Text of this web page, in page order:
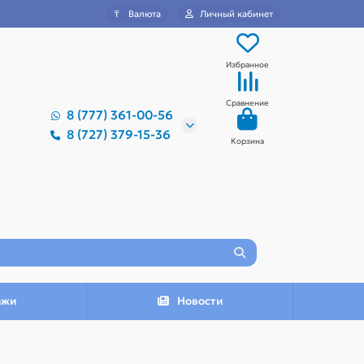
₸ Валюта Личный кабинет
8 (777) 361-00-56
8 (727) 379-15-36
Избранное
Сравнение
Корзина
Новости